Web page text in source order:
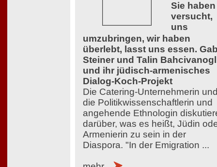
Sie haben
versucht,
uns
umzubringen, wir haben
überlebt, lasst uns essen.
Steiner und Talin
und ihr jüdisch-armenisches
Dialog-Koch-Projekt
Die Catering-Unternehmerin
die Politikwissenschaftlerin und
angehende Ethnologin
darüber, was es heißt, Jüdin
Armenierin zu sein in der
Diaspora. "In der Emigration ...